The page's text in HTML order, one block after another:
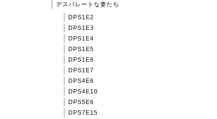
デスパレートな妻たち
DPS1E2
DPS1E3
DPS1E4
DPS1E5
DPS1E6
DPS1E7
DPS4E6
DPS4E10
DPS5E6
DPS7E15